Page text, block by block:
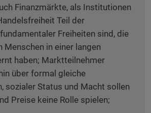
Finanzmärkte, als Institutionen
Teil der
Freiheiten sind, die
Menschen in einer langen
haben; Marktteilnehmer
über formal gleiche
sozialer Status und Macht sollen
Preise keine Rolle spielen;